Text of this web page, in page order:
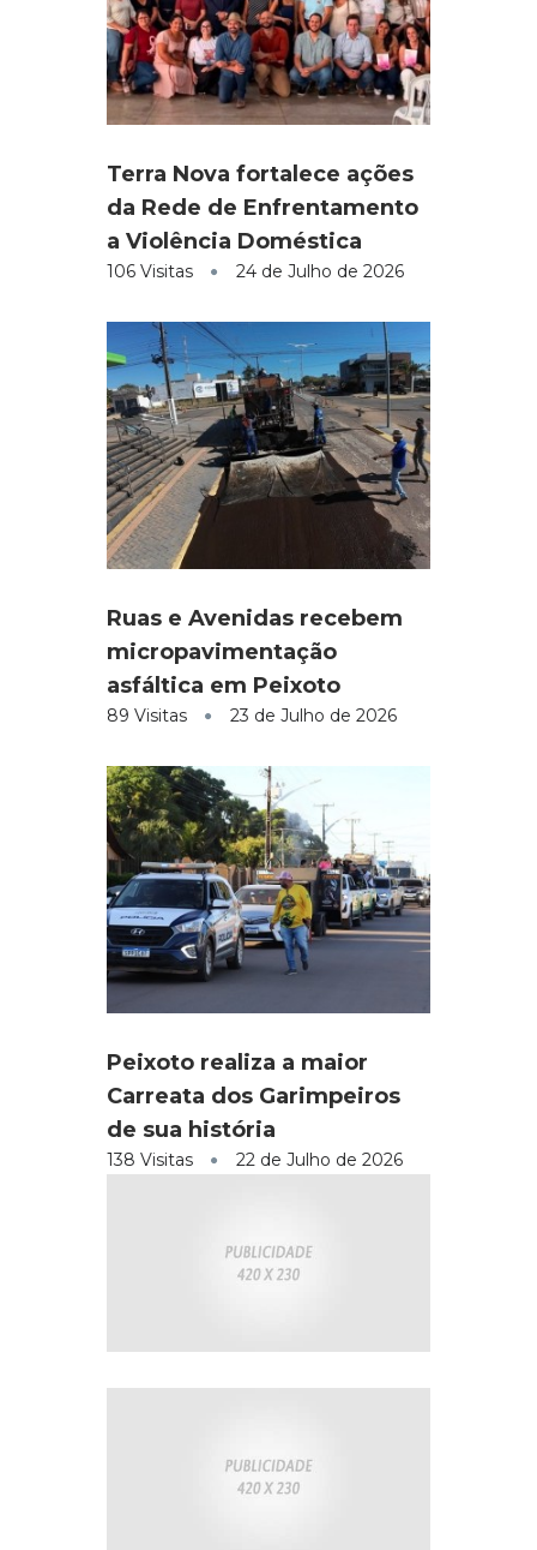
Terra Nova fortalece ações
da Rede de Enfrentamento
a Violência Doméstica
106 Visitas 24 de Julho de 2026
Ruas e Avenidas recebem
micropavimentação
asfáltica em Peixoto
89 Visitas 23 de Julho de 2026
Peixoto realiza a maior
Carreata dos Garimpeiros
de sua história
138 Visitas 22 de Julho de 2026